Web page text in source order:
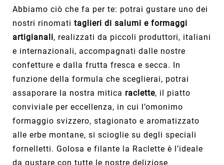
Abbiamo ciò che fa per te: potrai gustare uno dei
nostri rinomati taglieri di salumi e formaggi
artigianali, realizzati da piccoli produttori, italiani
e internazionali, accompagnati dalle nostre
confetture e dalla frutta fresca e secca. In
funzione della formula che sceglierai, potrai
assaporare la nostra mitica raclette, il piatto
conviviale per eccellenza, in cui l’omonimo
formaggio svizzero, stagionato e aromatizzato
alle erbe montane, si scioglie su degli speciali
fornelletti. Golosa e filante la Raclette è l’ideale
da gustare con tutte le nostre deliziose